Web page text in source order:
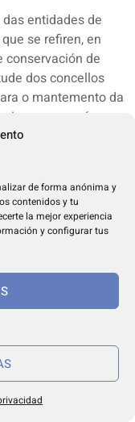
de forma anónima y
contenidos y tu
la mejor experiencia
y configurar tus
entidades de
se refiren, en
conservación de
dos concellos
o mantemento da
anos, e ás
de
constituírse por
estean previstas no
de que aquelas
xestión e
e
Na
dos recursos
das
dos
de infraestruturas,
municipal.